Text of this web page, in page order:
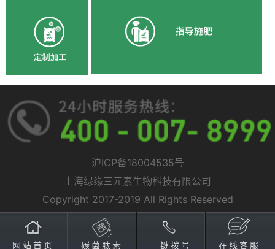
沪ICP备18004535号
上海绿缘三元素生物科技有限公司
Copyright 2017-2019 All Rights Reserved
网站首页 碳菌肽素 一键拨号 在线客服